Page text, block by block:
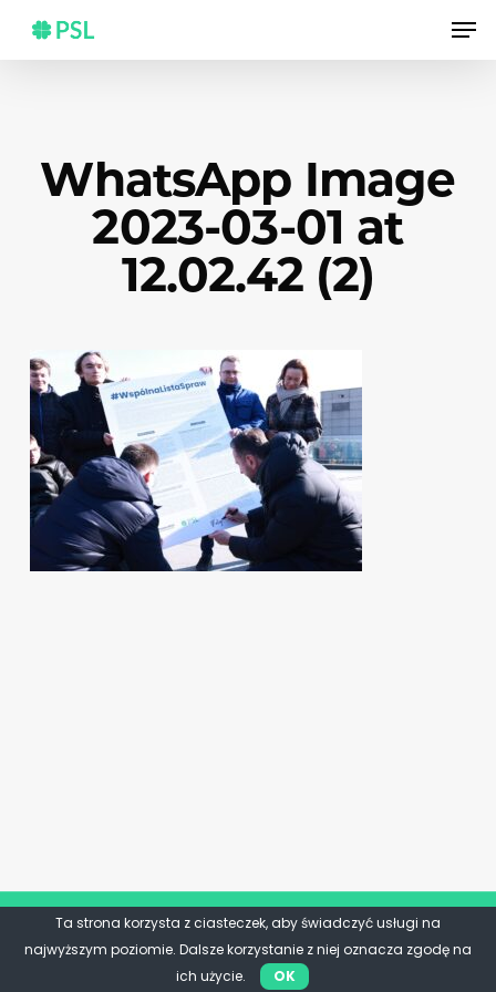
main
WhatsApp Image
2023-03-01 at
12.02.42 (2)
Ta strona korzysta z ciasteczek, aby świadczyć usługi na
najwyższym poziomie. Dalsze korzystanie z niej oznacza zgodę na
ich użycie.
OK